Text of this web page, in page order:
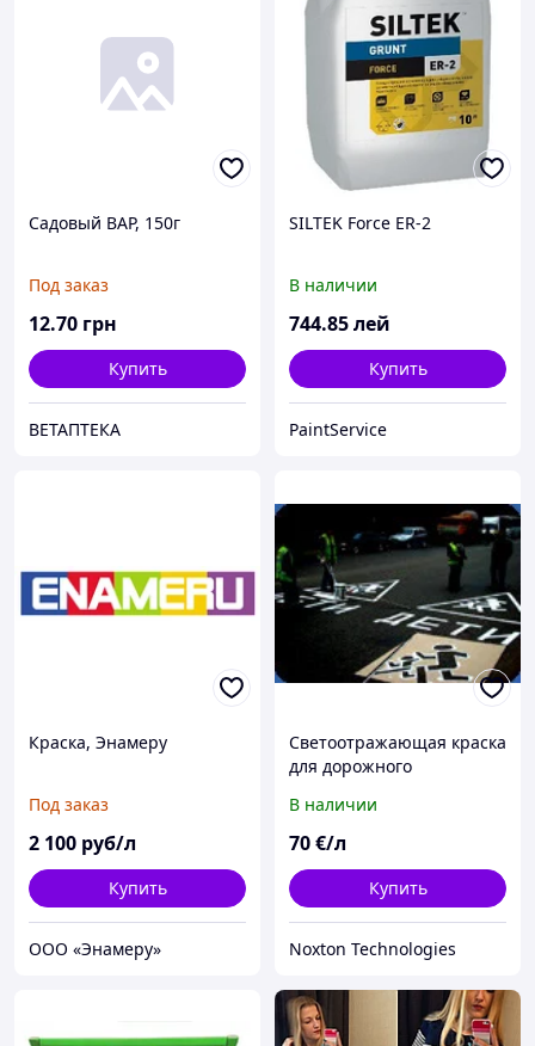
Садовый ВАР, 150г
Под заказ
12.70 грн
Купить
ВЕТАПТЕКА
SILTEK Force ЕR-2
В наличии
744.85лей
Купить
PaintService
Краска, Энамеру
Под заказ
2 100 руб/л
Купить
ООО «Энамеру»
Светоотражающая краска
для дорожного
В наличии
70€/л
Купить
Noxton Technologies